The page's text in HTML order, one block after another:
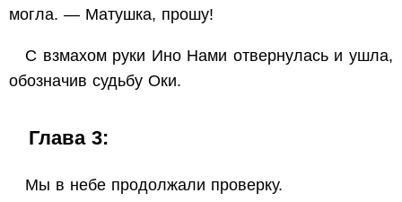
могла. — Матушка, прошу!
С взмахом руки Ино Нами отвернулась и ушла,
обозначив судьбу Оки.
Глава 3:
Мы в небе продолжали проверку.